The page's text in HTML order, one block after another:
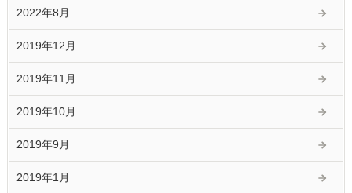
2022年8月
2019年12月
2019年11月
2019年10月
2019年9月
2019年1月